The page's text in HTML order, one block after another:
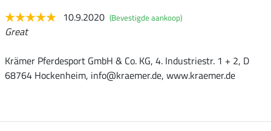
10.9.2020 (Bevestigde aankoop)
Great
Krämer Pferdesport GmbH & Co. KG, 4. Industriestr. 1 + 2, D
68764 Hockenheim, info@kraemer.de, www.kraemer.de